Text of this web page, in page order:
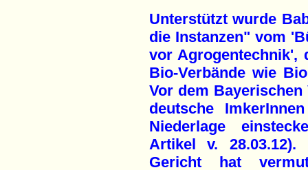
Unterstützt wurde
die Instanzen" vom
vor Agrogentechnik',
Bio-Verbände wie
Vor dem
deutsche
Niederlage
Artikel v.
Gericht hat